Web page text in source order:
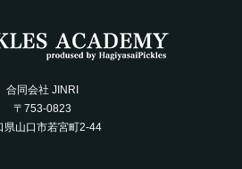
合同会社 JINRI
〒753-0823
県山口市若宮町2-44